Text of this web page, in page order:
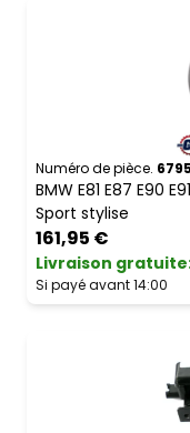
Numéro de pièce.
BMW E81 E87 E90
Sport stylise
161,95 €
Livraison gratuite
Si payé avant 14:00